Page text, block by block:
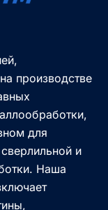
производстве
для
и
Наша